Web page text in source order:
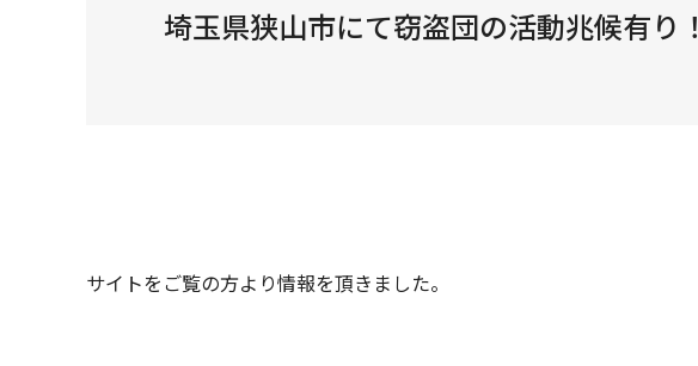
埼玉県狭山市にて窃盗団の活動兆候有り！
サイトをご覧の方より情報を頂きました。